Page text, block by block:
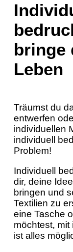
bringe
Leben
Träumst du
entwerfen
individuellen
individuell
Problem!
Individuell
dir, deine
bringen und
Textilien zu
eine Tasche
möchtest,
ist alles